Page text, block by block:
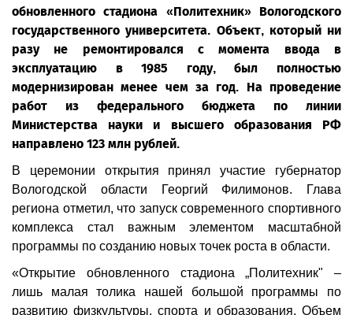
обновленного стадиона «Политехник» Вологодского
государственного университета. Объект, который ни
разу не ремонтировался с момента ввода в
эксплуатацию в 1985 году, был полностью
модернизирован менее чем за год. На проведение
работ из федерального бюджета по линии
Министерства науки и высшего образования РФ
направлено 123 млн рублей.
В церемонии открытия принял участие губернатор
Вологодской области Георгий Филимонов. Глава
региона отметил, что запуск современного спортивного
комплекса стал важным элементом масштабной
программы по созданию новых точек роста в области.
«Открытие обновленного стадиона „Политехник" –
лишь малая толика нашей большой программы по
развитию физкультуры, спорта и образования. Объем